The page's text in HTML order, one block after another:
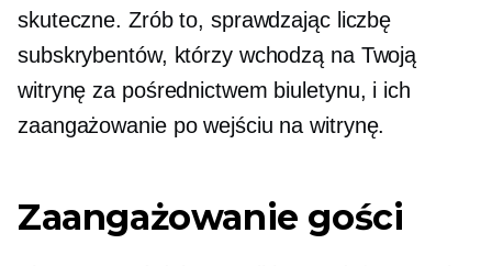
skuteczne. Zrób to, sprawdzając liczbę
subskrybentów, którzy wchodzą na Twoją
witrynę za pośrednictwem biuletynu, i ich
zaangażowanie po wejściu na witrynę.
Zaangażowanie gości